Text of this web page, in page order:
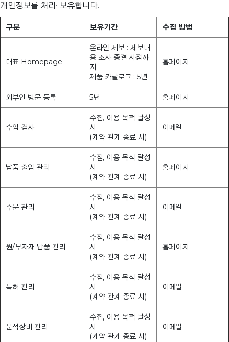
개인정보를 처리· 보유합니다.
구분 보유기간 수집 방법
대표 Homepage
온라인 제보 : 제보내
용 조사 종결 시점까
지
제품 카탈로그 : 5년
홈페이지
외부인 방문 등록 5년 홈페이지
수입 검사
수집, 이용 목적 달성
시
(계약 관계 종료 시)
이메일
납품 출입 관리
수집, 이용 목적 달성
시
(계약 관계 종료 시)
홈페이지
주문 관리
수집, 이용 목적 달성
시
(계약 관계 종료 시)
이메일
원/부자재 납품 관리
수집, 이용 목적 달성
시
(계약 관계 종료 시)
홈페이지
특허 관리
수집, 이용 목적 달성
시
(계약 관계 종료 시)
이메일
분석장비 관리
수집, 이용 목적 달성
시
(계약 관계 종료 시)
이메일